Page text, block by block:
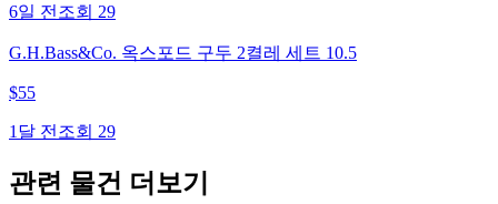
6일 전 조회 29
G.H.Bass&Co. 옥스포드 구두 2켤레 세트 10.5
$55
1달 전 조회 29
관련 물건 더보기